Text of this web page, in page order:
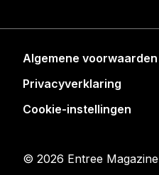
Algemene voorwaarden
Privacyverklaring
Cookie-instellingen
© 2026 Entree Magazine